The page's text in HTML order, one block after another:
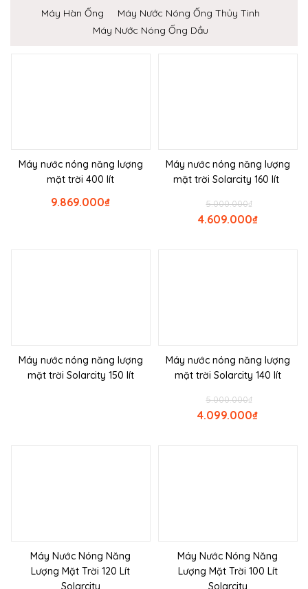
Máy Hàn Ống
Máy Nước Nóng Ống Thủy Tinh
Máy Nước Nóng Ống Dầu
Máy nước nóng năng lượng
mặt trời 400 lít
₫
9.869.000
Máy nước nóng năng lượng
mặt trời Solarcity 160 lít
₫
5.000.000
₫
4.609.000
Máy nước nóng năng lượng
mặt trời Solarcity 150 lít
Máy nước nóng năng lượng
mặt trời Solarcity 140 lít
₫
5.000.000
₫
4.099.000
Máy Nước Nóng Năng
Lượng Mặt Trời 120 Lít
Solarcity
Máy Nước Nóng Năng
Lượng Mặt Trời 100 Lít
Solarcity